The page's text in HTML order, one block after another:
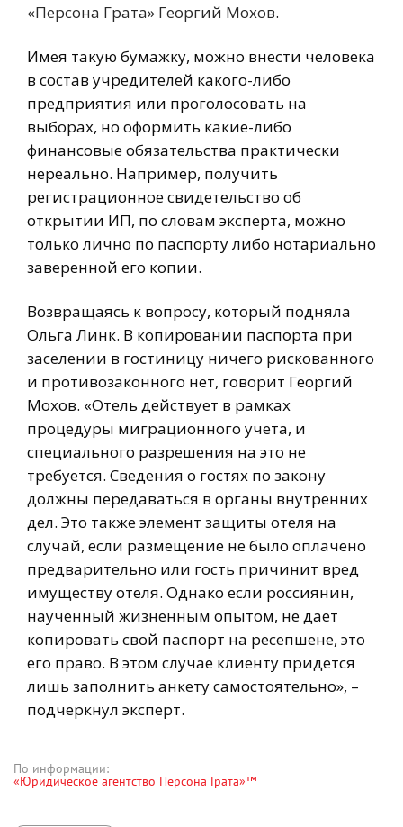
«Персона Грата» Георгий Мохов.
Имея такую бумажку, можно внести человека
в состав учредителей какого-либо
предприятия или проголосовать на
выборах, но оформить какие-либо
финансовые обязательства практически
нереально. Например, получить
регистрационное свидетельство об
открытии ИП, по словам эксперта, можно
только лично по паспорту либо нотариально
заверенной его копии.
Возвращаясь к вопросу, который подняла
Ольга Линк. В копировании паспорта при
заселении в гостиницу ничего рискованного
и противозаконного нет, говорит Георгий
Мохов. «Отель действует в рамках
процедуры миграционного учета, и
специального разрешения на это не
требуется. Сведения о гостях по закону
должны передаваться в органы внутренних
дел. Это также элемент защиты отеля на
случай, если размещение не было оплачено
предварительно или гость причинит вред
имуществу отеля. Однако если россиянин,
наученный жизненным опытом, не дает
копировать свой паспорт на ресепшене, это
его право. В этом случае клиенту придется
лишь заполнить анкету самостоятельно», –
подчеркнул эксперт.
По информации:
«Юридическое агентство Персона Грата»™